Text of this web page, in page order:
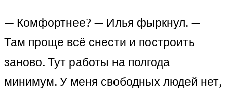
— Комфортнее? — Илья фыркнул. —
Там проще всё снести и построить
заново. Тут работы на полгода
минимум. У меня свободных людей нет,